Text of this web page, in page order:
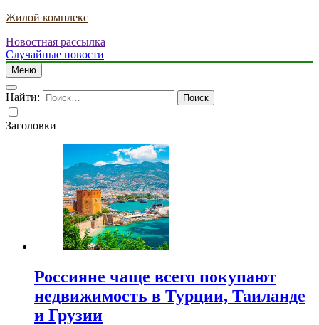
Жилой комплекс
Новостная рассылка
Случайные новости
Меню
Найти:
Заголовки
Россияне чаще всего покупают
недвижимость в Турции, Таиланде
и Грузии